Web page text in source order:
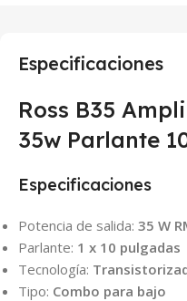
Especificaciones
Ross B35
35w Parlante
Especificaciones
Potencia de salida: 35 W
Parlante: 1 x 10 pulgadas
Tecnología:
Tipo: Combo para bajo